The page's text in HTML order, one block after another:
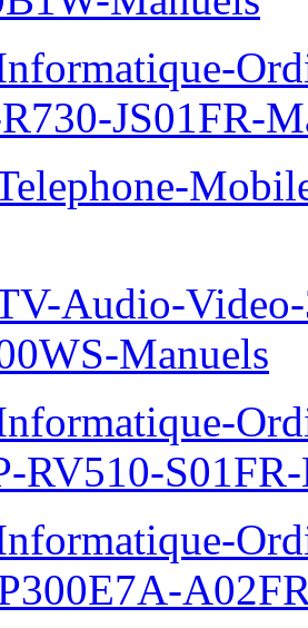
JS01FR-
Audio-
Manuels
RV510-